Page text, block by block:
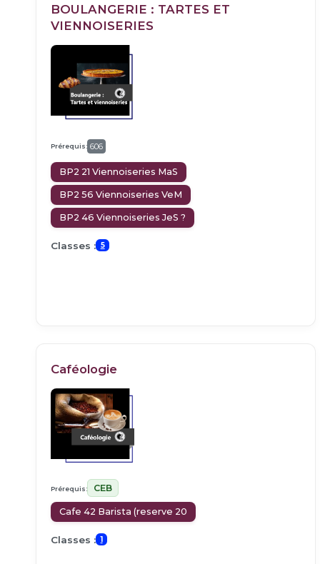
BOULANGERIE : TARTES ET
VIENNOISERIES
Prérequis: 606
BP2 21 Viennoiseries MaS
BP2 56 Viennoiseries VeM
BP2 46 Viennoiseries JeS ?
Classes : 5
Caféologie
Prérequis: CEB
Cafe 42 Barista (reserve 20
Classes : 1